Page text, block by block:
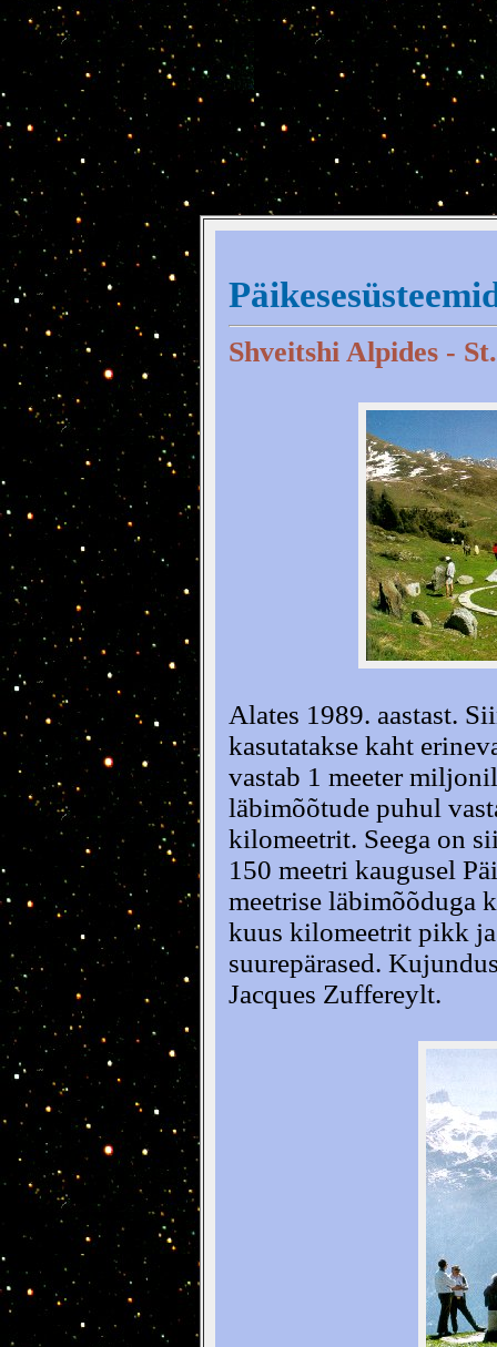
Shveitshi Alpides -
Alates 1989. aastast.
kasutatakse kaht
vastab 1 meeter
läbimõõtude puhul
kilomeetrit. Seega on
150 meetri kaugusel
meetrise läbimõõduga
kuus kilomeetrit pikk ja
suurepärased.
Jacques Zuffereylt.